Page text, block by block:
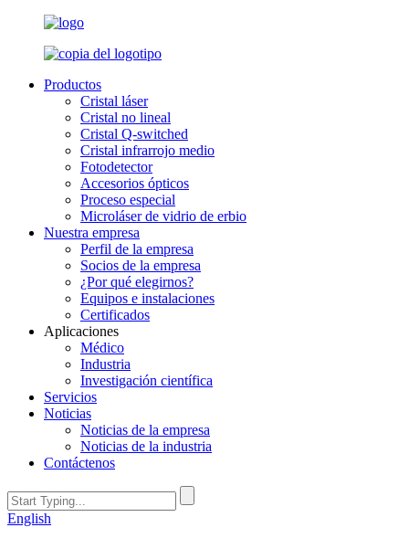
Productos
Cristal láser
Cristal no lineal
Cristal Q-switched
Cristal infrarrojo medio
Fotodetector
Accesorios ópticos
Proceso especial
Microláser de vidrio de erbio
Nuestra empresa
Perfil de la empresa
Socios de la empresa
¿Por qué elegirnos?
Equipos e instalaciones
Certificados
Aplicaciones
Médico
Industria
Investigación científica
Servicios
Noticias
Noticias de la empresa
Noticias de la industria
Contáctenos
English